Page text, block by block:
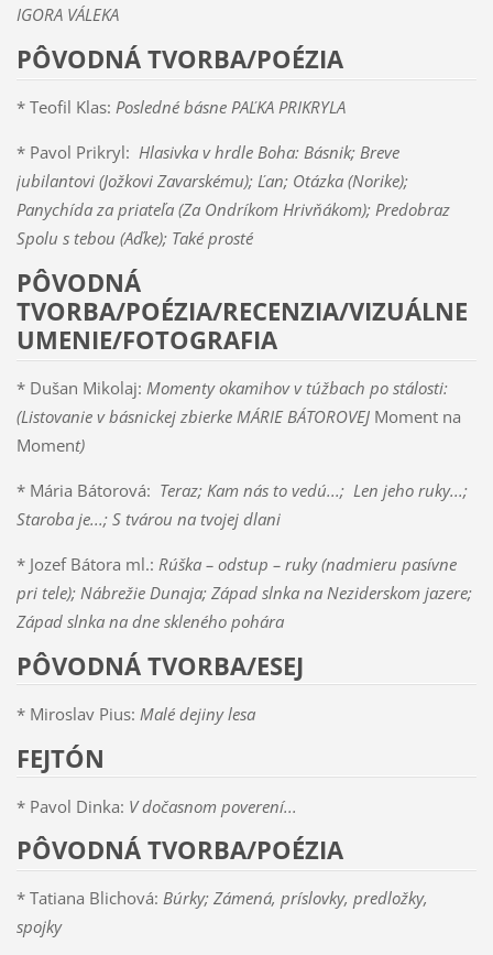
IGORA VÁLEKA
PÔVODNÁ TVORBA/POÉZIA
* Teofil Klas: Posledné básne PAĽKA PRIKRYLA
* Pavol Prikryl: Hlasivka v hrdle Boha: Básnik; Breve
jubilantovi (Jožkovi Zavarskému); Ľan; Otázka (Norike);
Panychída za priateľa (Za Ondríkom Hrivňákom); Predobraz
Spolu s tebou (Aďke); Také prosté
PÔVODNÁ
TVORBA/POÉZIA/RECENZIA/VIZUÁLNE
UMENIE/FOTOGRAFIA
* Dušan Mikolaj: Momenty okamihov v túžbach po stálosti:
(Listovanie v básnickej zbierke MÁRIE BÁTOROVEJ Moment na
Moment)
* Mária Bátorová: Teraz; Kam nás to vedú...; Len jeho ruky...;
Staroba je...; S tvárou na tvojej dlani
* Jozef Bátora ml.: Rúška – odstup – ruky (nadmieru pasívne
pri tele); Nábrežie Dunaja; Západ slnka na Neziderskom jazere;
Západ slnka na dne skleného pohára
PÔVODNÁ TVORBA/ESEJ
* Miroslav Pius: Malé dejiny lesa
FEJTÓN
* Pavol Dinka: V dočasnom poverení...
PÔVODNÁ TVORBA/POÉZIA
* Tatiana Blichová: Búrky; Zámená, príslovky, predložky,
spojky